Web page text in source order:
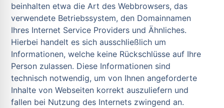
beinhalten etwa die Art des Webbrowsers, das
verwendete Betriebssystem, den Domainnamen
Ihres Internet Service Providers und Ähnliches.
Hierbei handelt es sich ausschließlich um
Informationen, welche keine Rückschlüsse auf Ihre
Person zulassen. Diese Informationen sind
technisch notwendig, um von Ihnen angeforderte
Inhalte von Webseiten korrekt auszuliefern und
fallen bei Nutzung des Internets zwingend an.